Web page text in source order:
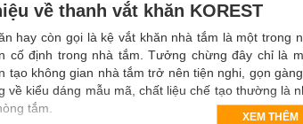
về thanh vắt khăn KOREST
hay còn gọi là kệ vắt khăn nhà tắm là một trong
cố định trong nhà tắm. Tưởng chừng đây chỉ là
tạo không gian nhà tắm trở nên tiện nghi, gọn
về kiểu dáng mẫu mã, chất liệu chế tạo thường là
tắm.
XEM THÊM